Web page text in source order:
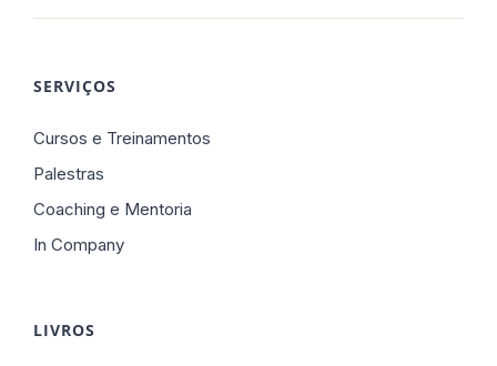
SERVIÇOS
Cursos e Treinamentos
Palestras
Coaching e Mentoria
In Company
LIVROS